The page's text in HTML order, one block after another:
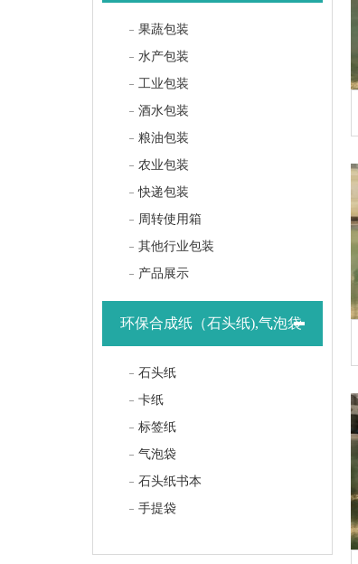
果蔬包装
水产包装
工业包装
酒水包装
粮油包装
农业包装
快递包装
周转使用箱
其他行业包装
产品展示
环保合成纸（石头纸),气泡袋
石头纸
卡纸
标签纸
气泡袋
石头纸书本
手提袋